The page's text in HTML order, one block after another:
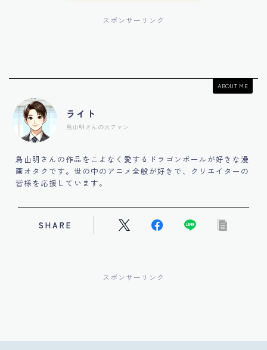
スポンサーリンク
ABOUT ME
ライト
鳥山明さんの大ファン
鳥山明さんの作品をこよなく愛するドラゴンボールが好きな漫
画オタクです。世の中のアニメ全般が好きで、クリエイターの
皆様を応援しています。
SHARE
スポンサーリンク